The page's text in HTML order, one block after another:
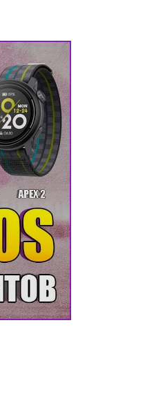
Кроме
с
при
до 5
от -20°C до
к
Размер
гаджет